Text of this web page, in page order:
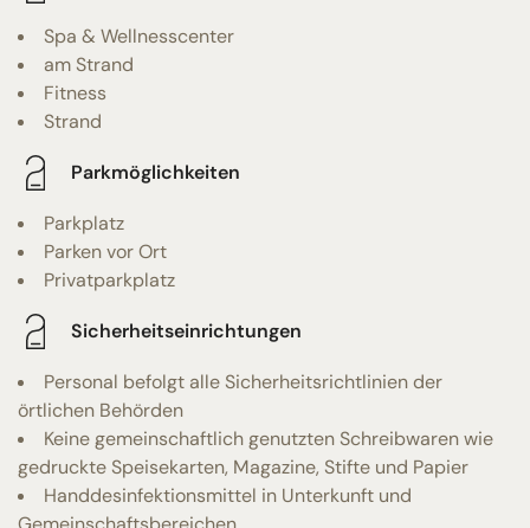
Spa & Wellnesscenter
am Strand
Fitness
Strand
Parkmöglichkeiten
Parkplatz
Parken vor Ort
Privatparkplatz
Sicherheitseinrichtungen
Personal befolgt alle Sicherheitsrichtlinien der
örtlichen Behörden
Keine gemeinschaftlich genutzten Schreibwaren wie
gedruckte Speisekarten, Magazine, Stifte und Papier
Handdesinfektionsmittel in Unterkunft und